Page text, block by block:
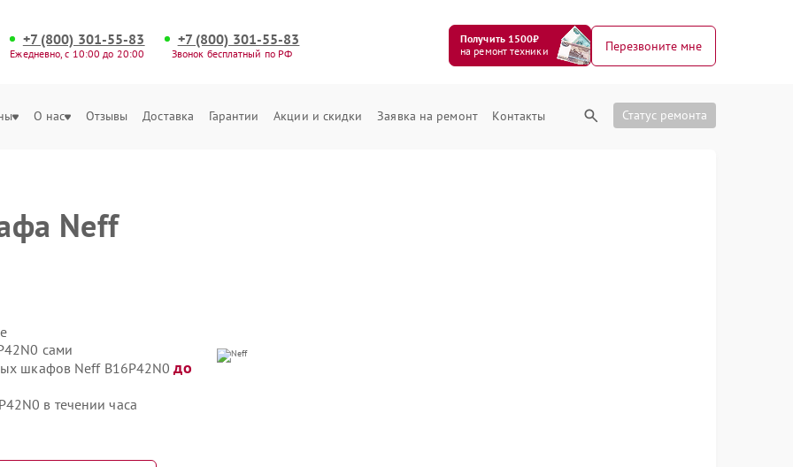
+7 (800) 301-55-83
Ежедневно, с 10:00 до 20:00
+7 (800) 301-55-83
Звонок бесплатный по РФ
Получить 1500₽
на ремонт техники
Перезвоните мне
О нас Отзывы Доставка Гарантии Акции и скидки Заявка на ремонт Контакты Статус ремонта
Neff
сами
шкафов Neff B16P42N0до
в течении часа